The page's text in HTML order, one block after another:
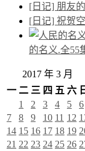
[日记] 朋友
[日记] 祝贺
的名义.全55
2017 年 3 月
一 二 三 四 五 六
1
2 3 4 5
6
7
8 9 10 11 12
14 15 16 17 18 19
21 22 23 24 25 26